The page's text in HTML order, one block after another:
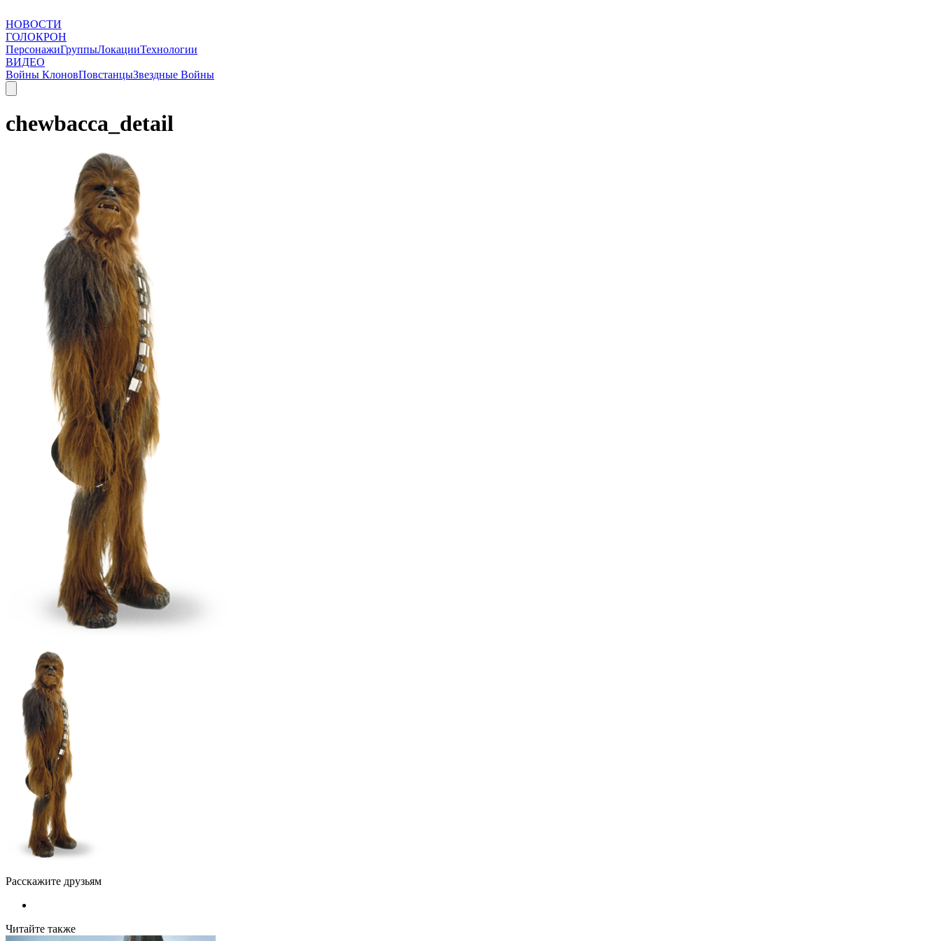
НОВОСТИ
ГОЛОКРОН
ПерсонажиГруппыЛокацииТехнологии
ВИДЕО
Войны КлоновПовстанцыЗвездные Войны
chewbacca_detail
Расскажите друзьям
Читайте также